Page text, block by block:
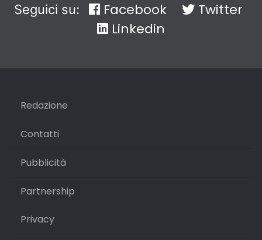
Seguici su: Facebook
Twitter
Linkedin
Redazione
Contatti
Pubblicità
Partnership
Privacy